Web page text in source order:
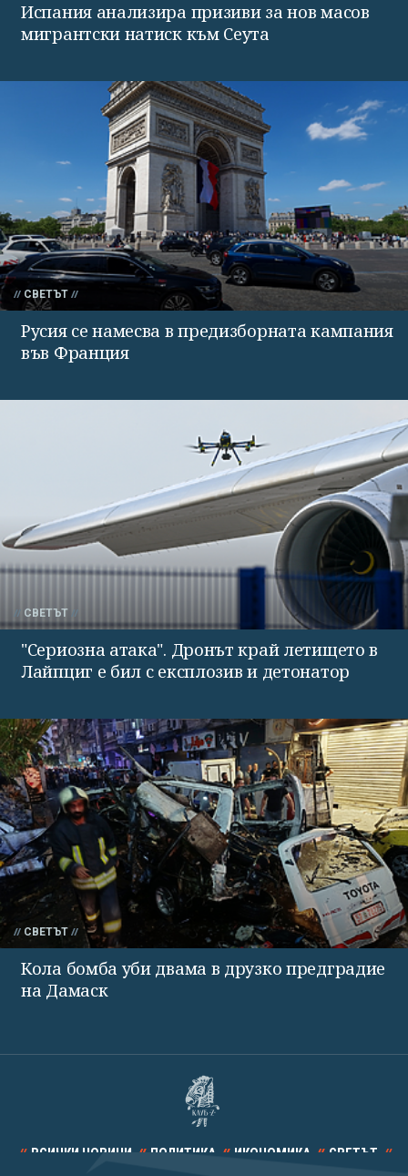
Испания анализира призиви за нов масов
мигрантски натиск към Сеута
СВЕТЪТ
Русия се намесва в предизборната кампания
във Франция
СВЕТЪТ
"Сериозна атака". Дронът край летището в
Лайпциг е бил с експлозив и детонатор
СВЕТЪТ
Кола бомба уби двама в друзко предградие
на Дамаск
ВСИЧКИ НОВИНИ ПОЛИТИКА ИКОНОМИКА СВЕТЪТ